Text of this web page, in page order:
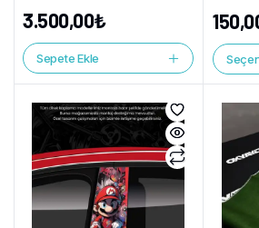
3.500,00₺
Sepete Ekle